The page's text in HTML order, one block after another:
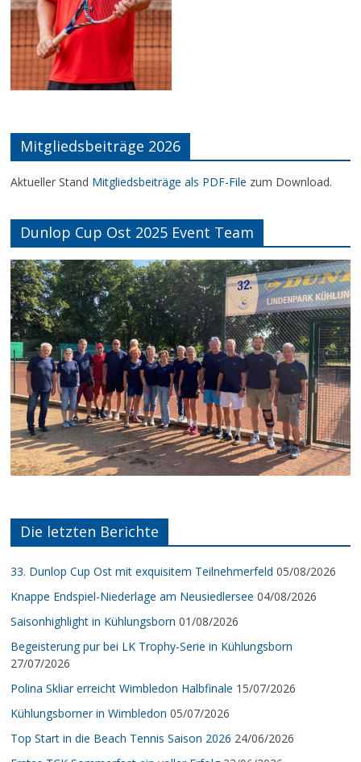
Mitgliedsbeiträge 2026
Aktueller Stand Mitgliedsbeiträge als PDF-File zum Download.
Dunlop Cup Ost 2025 Event Team
Die letzten Berichte
33. Dunlop Cup Ost mit exquisitem Teilnehmerfeld 05/08/2026
Knappe Endspiel-Niederlage am Neusiedlersee 04/08/2026
Saisonhighlight in Kühlungsborn 01/08/2026
Begeisterung pur bei LK Trophy-Serie in Kühlungsborn
27/07/2026
Polina Skliar erreicht Wimbledon Halbfinale 15/07/2026
Kühlungsborner in Wimbledon 05/07/2026
Top Start in die Beach Tennis Saison 2026 24/06/2026